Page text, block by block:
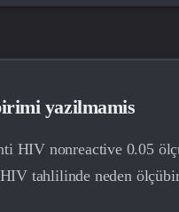
yazilmamis
HIV nonreactive 0.05
tahlilinde neden